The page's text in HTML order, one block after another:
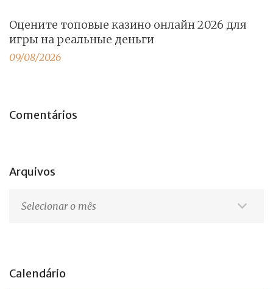
Оцените топовые казино онлайн 2026 для
игры на реальные деньги
09/08/2026
Comentários
Arquivos
Calendário